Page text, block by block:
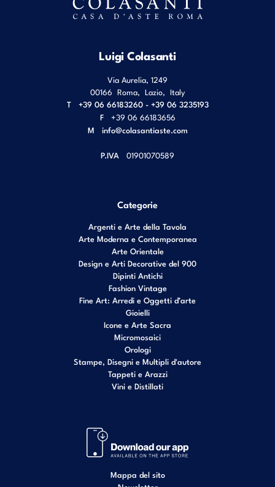
Luigi Colasanti
Via Aurelia, 1249
00166 Roma Lazio Italy
T
+39 06 66183260 - +39 06 3235193
F
+39 06 66183656
M info@colasantiaste.com
P.IVA 01901070589
Categorie
Argenti e Arte della Tavola
Arte Moderna e Contemporanea
Arte Orientale
Design e Arti Decorative del 900
Dipinti Antichi
Fashion Vintage
Fine Art: Arredi e Oggetti d’arte
Gioielli
Icone e Arte Sacra
Micromosaici
Orologi
Stampe, Disegni e Multipli d'autore
Tappeti e Arazzi
Vini e Distillati
Mappa del sito